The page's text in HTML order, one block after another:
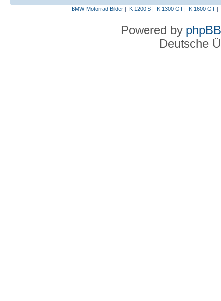
BMW-Motorrad-Bilder| K 1200 S| K 1300 GT| K 1600 GT|
Powered by phpBB
Deutsche